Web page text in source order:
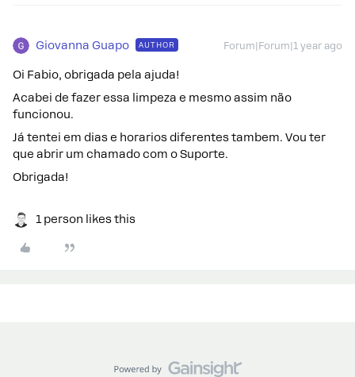
Giovanna Guapo AUTHOR Forum|Forum|1 year ago
Oi Fabio, obrigada pela ajuda!
Acabei de fazer essa limpeza e mesmo assim não
funcionou.
Já tentei em dias e horarios diferentes tambem. Vou ter
que abrir um chamado com o Suporte.
Obrigada!
1 person likes this